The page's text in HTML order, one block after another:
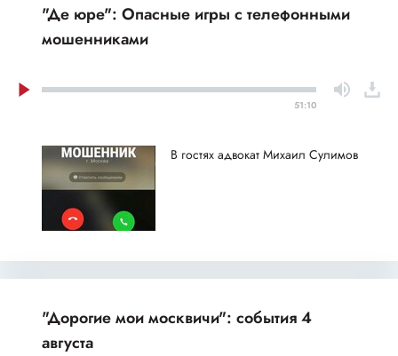
"Де юре": Опасные игры с телефонными
мошенниками
51:10
В гостях адвокат Михаил Сулимов
"Дорогие мои москвичи": события 4
августа